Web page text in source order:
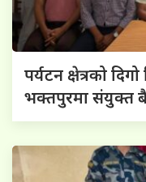
पर्यटन क्षेत्रको
भक्तपुरमा संयुक्त